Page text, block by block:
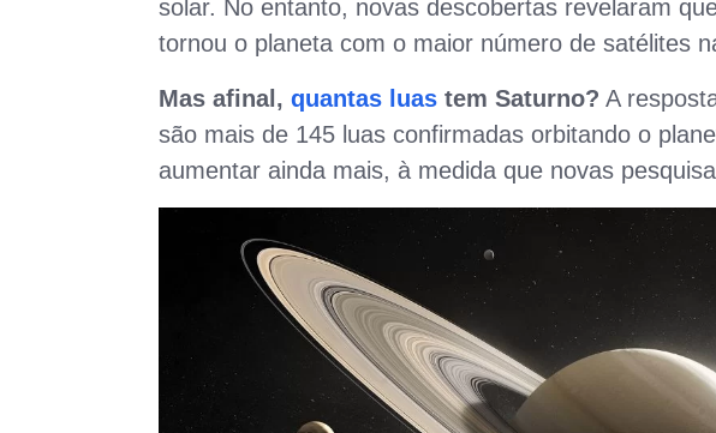
solar. No entanto, novas descobertas revelaram
tornou o planeta com o maior número de satélites
Mas afinal, quantas luas tem Saturno? A
são mais de 145 luas confirmadas orbitando o
aumentar ainda mais, à medida que novas